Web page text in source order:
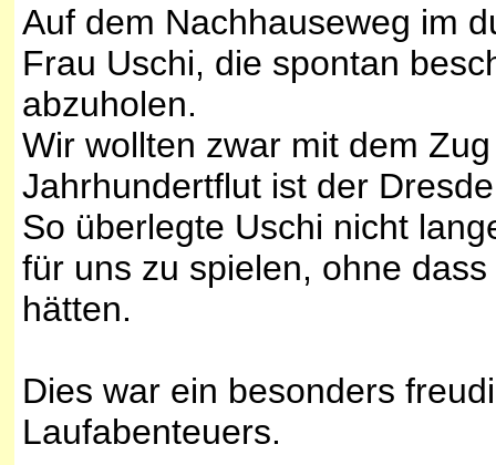
Auf dem Nachhauseweg im
Frau Uschi, die spontan
abzuholen.
Wir wollten zwar mit dem
Jahrhundertflut ist der
So überlegte Uschi nicht
für uns zu spielen, ohne
hätten.
Dies war ein besonders
Laufabenteuers.